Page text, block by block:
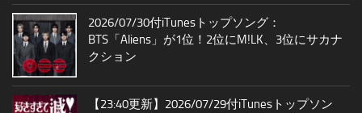
2026/07/30付iTunesトップソング：
BTS「Aliens」が1位！2位にM!LK、3位にサカナ
クション
【23:40更新】2026/07/29付iTunesトップソン